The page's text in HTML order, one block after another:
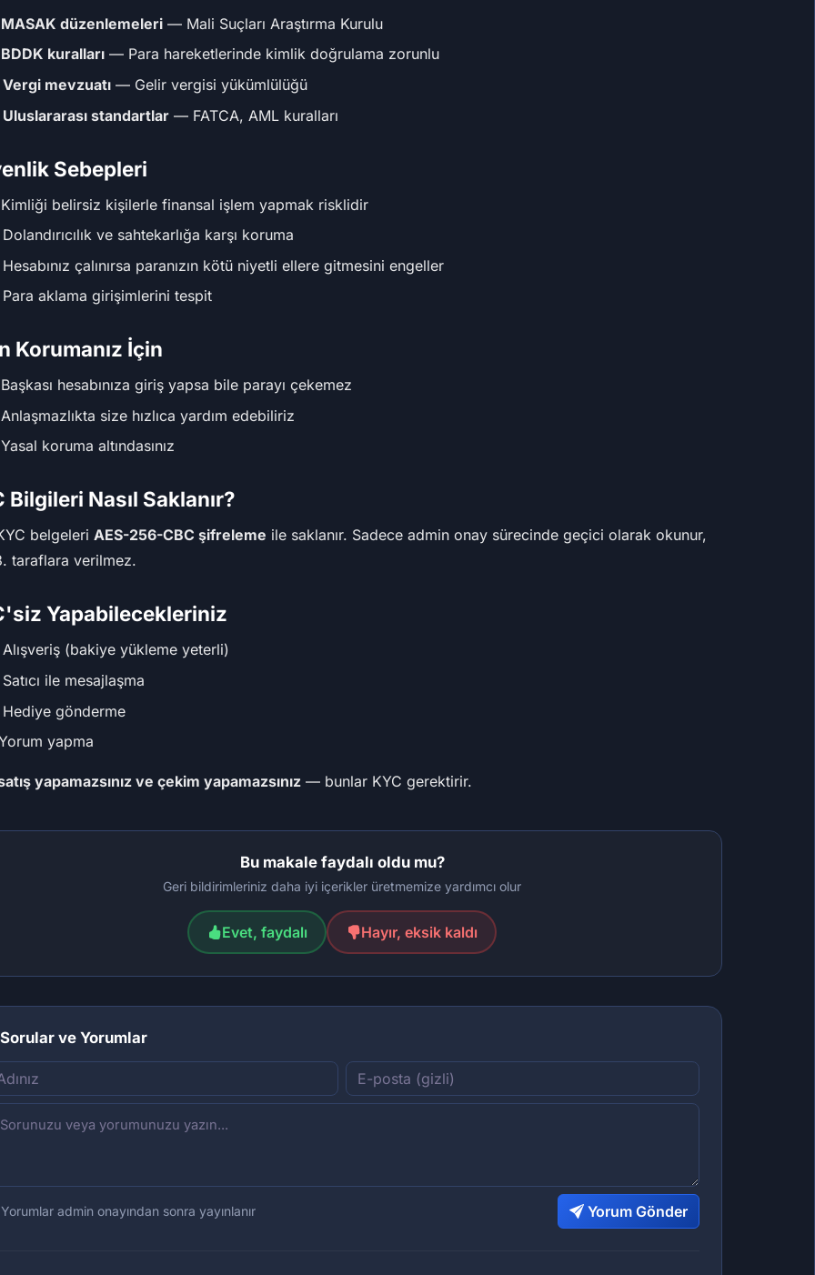
MASAK düzenlemeleri — Mali Suçları Araştırma Kurulu
BDDK kuralları — Para hareketlerinde kimlik doğrulama zorunlu
Vergi mevzuatı — Gelir vergisi yükümlülüğü
Uluslararası standartlar — FATCA, AML kuralları
Sebepleri
belirsiz kişilerle finansal işlem yapmak risklidir
Dolandırıcılık ve sahtekarlığa karşı koruma
çalınırsa paranızın kötü niyetli ellere gitmesini engeller
Para aklama girişimlerini tespit
Korumanız İçin
hesabınıza giriş yapsa bile parayı çekemez
size hızlıca yardım edebiliriz
koruma altındasınız
Bilgileri Nasıl Saklanır?
belgeleri AES-256-CBC şifreleme ile saklanır. Sadece admin onay sürecinde geçici olarak okunur,
taraflara verilmez.
Yapabilecekleriniz
Alışveriş (bakiye yükleme yeterli)
Satıcı ile mesajlaşma
Hediye gönderme
yapma
yapamazsınız ve çekim yapamazsınız — bunlar KYC gerektirir.
Bu makale faydalı oldu mu?
Geri bildirimleriniz daha iyi içerikler üretmemize yardımcı olur
Evet, faydalı Hayır, eksik kaldı
Sorular ve Yorumlar
Yorumlar admin onayından sonra yayınlanır Yorum Gönder